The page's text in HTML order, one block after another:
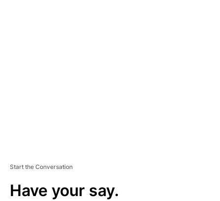
Start the Conversation
Have your say.